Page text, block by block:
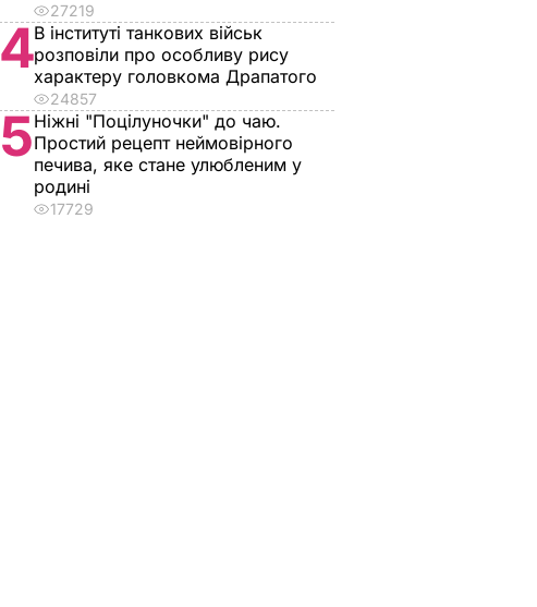
27219
4В інституті танкових військ
розповіли про особливу рису
характеру головкома Драпатого
24857
5Ніжні "Поцілуночки" до чаю.
Простий рецепт неймовірного
печива, яке стане улюбленим у
родині
17729